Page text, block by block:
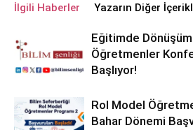
İlgili Haberler Yazarın Diğer
Eğitimde
Öğretmenler
Başlıyor!
Rol Model
Bahar Dönemi